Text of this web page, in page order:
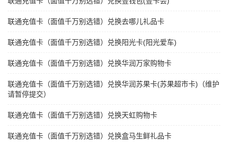
联通充值卡（面值千万别选错）兑换去哪儿礼品卡
联通充值卡（面值千万别选错）兑换阳光卡(阳光爱车)
联通充值卡（面值千万别选错）兑换华润万家购物卡
联通充值卡（面值千万别选错）兑换华润苏果卡(苏果超市卡)（维护
请暂停提交）
联通充值卡（面值千万别选错）兑换天虹购物卡
联通充值卡（面值千万别选错）兑换盒马生鲜礼品卡